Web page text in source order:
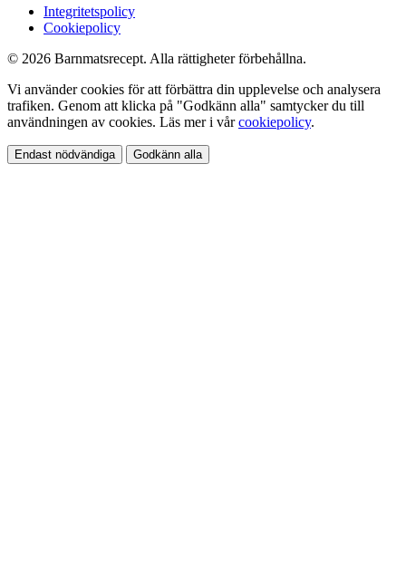
Integritetspolicy
Cookiepolicy
© 2026 Barnmatsrecept. Alla rättigheter förbehållna.
Vi använder cookies för att förbättra din upplevelse och analysera
trafiken. Genom att klicka på "Godkänn alla" samtycker du till
användningen av cookies. Läs mer i vårcookiepolicy.
Endast nödvändiga Godkänn alla